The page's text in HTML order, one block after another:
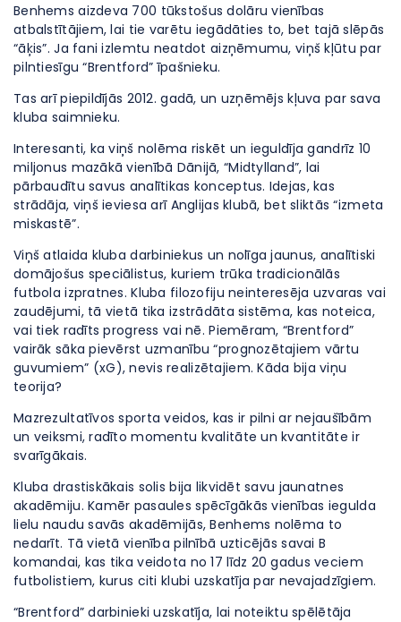
Benhems aizdeva 700 tūkstošus dolāru vienības
atbalstītājiem, lai tie varētu iegādāties to, bet tajā slēpās
“āķis”. Ja fani izlemtu neatdot aizņēmumu, viņš kļūtu par
pilntiesīgu “Brentford” īpašnieku.
Tas arī piepildījās 2012. gadā, un uzņēmējs kļuva par sava
kluba saimnieku.
Interesanti, ka viņš nolēma riskēt un ieguldīja gandrīz 10
miljonus mazākā vienībā Dānijā, “Midtylland”, lai
pārbaudītu savus analītikas konceptus. Idejas, kas
strādāja, viņš ieviesa arī Anglijas klubā, bet sliktās “izmeta
miskastē”.
Viņš atlaida kluba darbiniekus un nolīga jaunus, analītiski
domājošus speciālistus, kuriem trūka tradicionālās
futbola izpratnes. Kluba filozofiju neinteresēja uzvaras vai
zaudējumi, tā vietā tika izstrādāta sistēma, kas noteica,
vai tiek radīts progress vai nē. Piemēram, “Brentford”
vairāk sāka pievērst uzmanību “prognozētajiem vārtu
guvumiem” (xG), nevis realizētajiem. Kāda bija viņu
teorija?
Mazrezultatīvos sporta veidos, kas ir pilni ar nejaušībām
un veiksmi, radīto momentu kvalitāte un kvantitāte ir
svarīgākais.
Kluba drastiskākais solis bija likvidēt savu jaunatnes
akadēmiju. Kamēr pasaules spēcīgākās vienības iegulda
lielu naudu savās akadēmijās, Benhems nolēma to
nedarīt. Tā vietā vienība pilnībā uzticējās savai B
komandai, kas tika veidota no 17 līdz 20 gadus veciem
futbolistiem, kurus citi klubi uzskatīja par nevajadzīgiem.
“Brentford” darbinieki uzskatīja, lai noteiktu spēlētāja